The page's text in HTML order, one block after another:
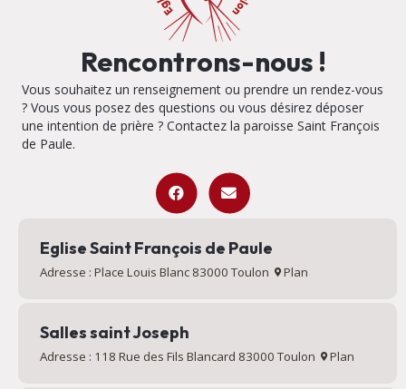
Rencontrons-nous !
Vous souhaitez un renseignement ou prendre un rendez-vous
? Vous vous posez des questions ou vous désirez déposer
une intention de prière ? Contactez la paroisse Saint François
de Paule.
Eglise Saint François de Paule
Adresse : Place Louis Blanc 83000 Toulon Plan
Salles saint Joseph
Adresse : 118 Rue des Fils Blancard 83000 Toulon Plan